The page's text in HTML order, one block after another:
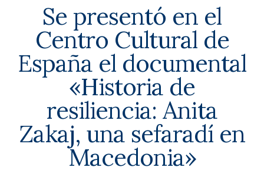
Se presentó en el
Centro Cultural de
España el documental
«Historia de
resiliencia: Anita
Zakaj, una sefaradí en
Macedonia»